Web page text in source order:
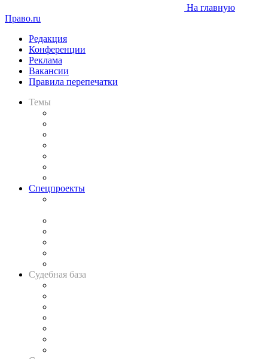
На главную
Право.ru
Редакция
Конференции
Реклама
Вакансии
Правила перепечатки
Темы
Спецпроекты
Судебная база